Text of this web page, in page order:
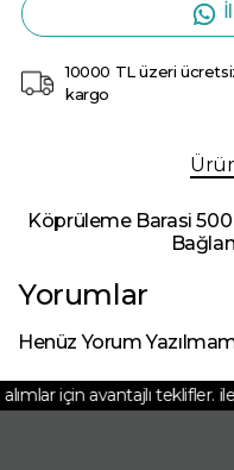
10000 TL üzeri
kargo
Köprüleme Barasi
Yorumlar
Henüz Yorum
için avantajlı teklifler.